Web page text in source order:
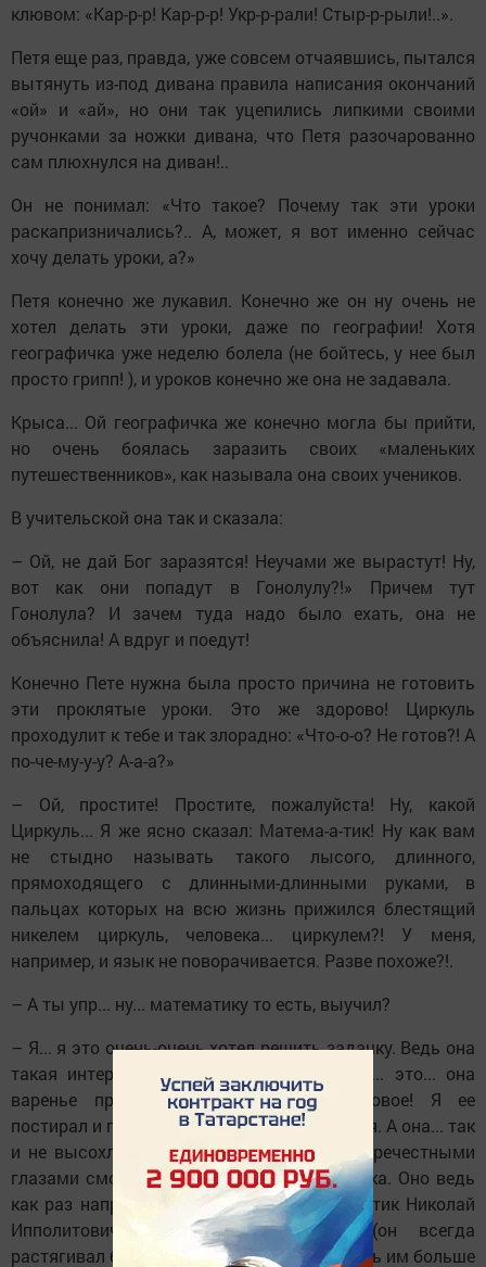
клювом: «Кар-р-р! Кар-р-р! Укр-р-рали! Стыр-р-рыли!..».
Петя еще раз, правда, уже совсем отчаявшись, пытался
вытянуть из-под дивана правила написания окончаний
«ой» и «ай», но они так уцепились липкими своими
ручонками за ножки дивана, что Петя разочарованно
сам плюхнулся на диван!..
Он не понимал: «Что такое? Почему так эти уроки
раскапризничались?.. А, может, я вот именно сейчас
хочу делать уроки, а?»
Петя конечно же лукавил. Конечно же он ну очень не
хотел делать эти уроки, даже по географии! Хотя
географичка уже неделю болела (не бойтесь, у нее был
просто грипп! ), и уроков конечно же она не задавала.
Крыса... Ой географичка же конечно могла бы прийти,
но очень боялась заразить своих «маленьких
путешественников», как называла она своих учеников.
В учительской она так и сказала:
– Ой, не дай Бог заразятся! Неучами же вырастут! Ну,
вот как они попадут в Гонолулу?!» Причем тут
Гонолула? И зачем туда надо было ехать, она не
объяснила! А вдруг и поедут!
Конечно Пете нужна была просто причина не готовить
эти проклятые уроки. Это же здорово! Циркуль
проходулит к тебе и так злорадно: «Что-о-о? Не готов?! А
по-че-му-у-у? А-а-а?»
– Ой, простите! Простите, пожалуйста! Ну, какой
Циркуль... Я же ясно сказал: Матема-а-тик! Ну как вам
не стыдно называть такого лысого, длинного,
прямоходящего с длинными-длинными руками, в
пальцах которых на всю жизнь прижился блестящий
никелем циркуль, человека... циркулем?! У меня,
например, и язык не поворачивается. Разве похоже?!.
– А ты упр... ну... математику то есть, выучил?
– Я... я это очень-очень хотел решить задачку. Ведь она
такая интересная! Но... задачка, она... ну... это... она
варенье пролила на себя сморо-о-диновое! Я ее
постирал и повесил на батарею посушиться. А она... так
и не высохла, – и Петя будет честными-пречестными
глазами смотреть прямо в пузо математика. Оно ведь
как раз напротив Петиных глаз. И математик Николай
Ипполитович протяжно так скажет (он всегда
растягивал буквы и слова, ну... чтоб придать им больше